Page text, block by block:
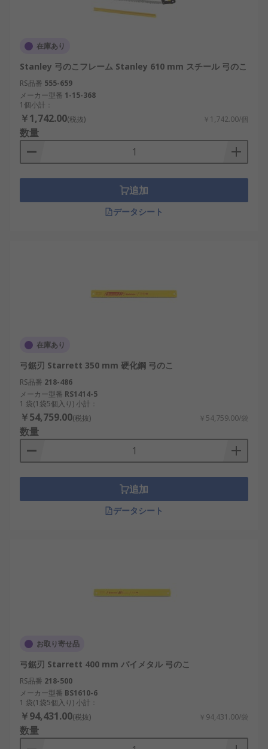
在庫あり
Stanley 弓のこフレーム Stanley 610 mm スチール 弓のこ
RS品番 555-659
メーカー型番 1-15-368
1個小計：
￥1,742.00(税抜) ￥1,742.00/個
数量
追加
データシート
在庫あり
弓鋸刃 Starrett 350 mm 硬化鋼 弓のこ
RS品番 218-486
メーカー型番 RS1414-5
1 袋(1袋5個入り) 小計：
￥54,759.00(税抜) ￥54,759.00/袋
数量
追加
データシート
お取り寄せ品
弓鋸刃 Starrett 400 mm バイメタル 弓のこ
RS品番 218-500
メーカー型番 BS1610-6
1 袋(1袋5個入り) 小計：
￥94,431.00(税抜) ￥94,431.00/袋
数量